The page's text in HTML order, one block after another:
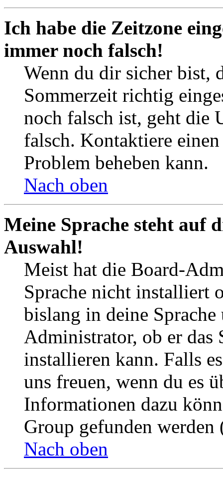
Ich habe die Zeitzone
immer noch falsch!
Wenn du dir sicher bist,
Sommerzeit richtig
noch falsch ist, geht die
falsch. Kontaktiere
Problem beheben kann.
Nach oben
Meine Sprache steht auf
Auswahl!
Meist hat die Board-
Sprache nicht installiert
bislang in deine
Administrator, ob er das
installieren kann. Falls
uns freuen, wenn du es
Informationen dazu
Group gefunden
Nach oben